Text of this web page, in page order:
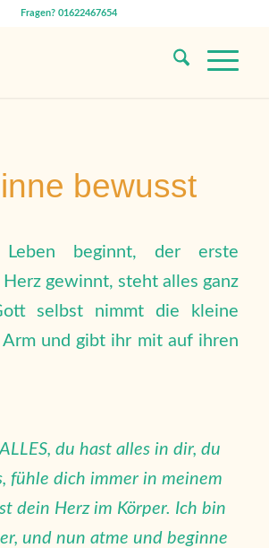
Fragen? 01622467654
bewusst
beginnt, der erste
Herz gewinnt, steht alles ganz
selbst nimmt die kleine
und gibt ihr mit auf ihren
du hast alles in dir, du
fühle dich immer in meinem
dein Herz im Körper. Ich bin
und nun atme und beginne